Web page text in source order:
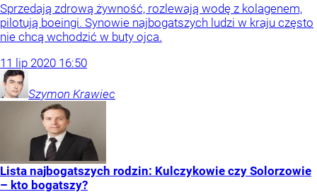
Sprzedają zdrową żywność, rozlewają wodę z kolagenem,
pilotują boeingi. Synowie najbogatszych ludzi w kraju często
nie chcą wchodzić w buty ojca.
11 lip 2020 16:50
Szymon Krawiec
Lista najbogatszych rodzin: Kulczykowie czy Solorzowie
– kto bogatszy?